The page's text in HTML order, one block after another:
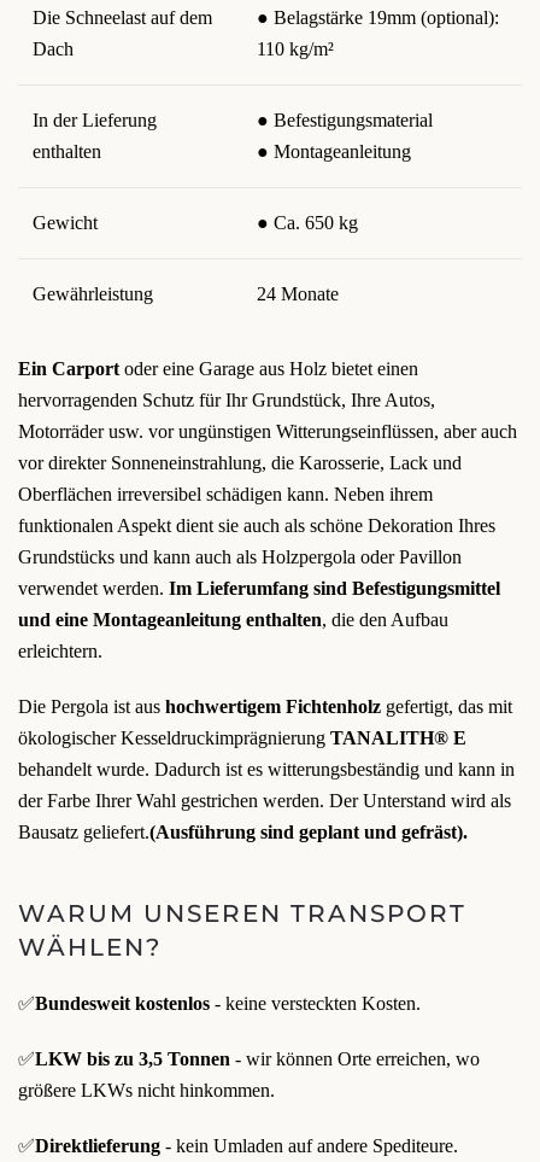
Die Schneelast auf dem
Dach
● Belagstärke 19mm (optional):
110 kg/m²
In der Lieferung
enthalten
● Befestigungsmaterial
● Montageanleitung
Gewicht ● Ca. 650 kg
Gewährleistung 24 Monate
Ein Carport oder eine Garage aus Holz bietet einen
hervorragenden Schutz für Ihr Grundstück, Ihre Autos,
Motorräder usw. vor ungünstigen Witterungseinflüssen, aber auch
vor direkter Sonneneinstrahlung, die Karosserie, Lack und
Oberflächen irreversibel schädigen kann. Neben ihrem
funktionalen Aspekt dient sie auch als schöne Dekoration Ihres
Grundstücks und kann auch als Holzpergola oder Pavillon
verwendet werden. Im Lieferumfang sind Befestigungsmittel
und eine Montageanleitung enthalten, die den Aufbau
erleichtern.
Die Pergola ist aus hochwertigem Fichtenholz gefertigt, das mit
ökologischer Kesseldruckimprägnierung TANALITH® E
behandelt wurde. Dadurch ist es witterungsbeständig und kann in
der Farbe Ihrer Wahl gestrichen werden. Der Unterstand wird als
Bausatz geliefert.(Ausführung sind geplant und gefräst).
WARUM UNSEREN TRANSPORT
WÄHLEN?
✅Bundesweit kostenlos - keine versteckten Kosten.
✅LKW bis zu 3,5 Tonnen - wir können Orte erreichen, wo
größere LKWs nicht hinkommen.
✅Direktlieferung - kein Umladen auf andere Spediteure.